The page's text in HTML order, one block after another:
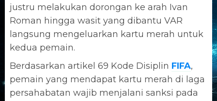
justru melakukan dorongan ke arah Ivan
Roman hingga wasit yang dibantu VAR
langsung mengeluarkan kartu merah untuk
kedua pemain.
Berdasarkan artikel 69 Kode Disiplin FIFA,
pemain yang mendapat kartu merah di laga
persahabatan wajib menjalani sanksi pada